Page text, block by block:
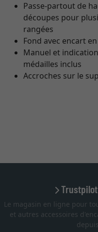
Passe-partout de
découpes pour
rangées
Fond avec encart
Manuel et
médailles inclus
Accroches sur le
Le magasin en ligne pour
et autres accessoires